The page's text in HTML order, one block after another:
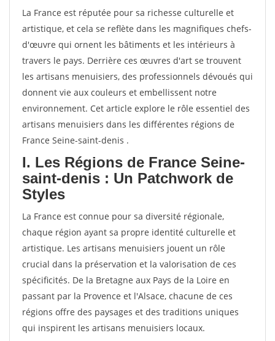
La France est réputée pour sa richesse culturelle et
artistique, et cela se reflète dans les magnifiques chefs-
d'œuvre qui ornent les bâtiments et les intérieurs à
travers le pays. Derrière ces œuvres d'art se trouvent
les artisans menuisiers, des professionnels dévoués qui
donnent vie aux couleurs et embellissent notre
environnement. Cet article explore le rôle essentiel des
artisans menuisiers dans les différentes régions de
France Seine-saint-denis .
I. Les Régions de France Seine-
saint-denis : Un Patchwork de
Styles
La France est connue pour sa diversité régionale,
chaque région ayant sa propre identité culturelle et
artistique. Les artisans menuisiers jouent un rôle
crucial dans la préservation et la valorisation de ces
spécificités. De la Bretagne aux Pays de la Loire en
passant par la Provence et l'Alsace, chacune de ces
régions offre des paysages et des traditions uniques
qui inspirent les artisans menuisiers locaux.